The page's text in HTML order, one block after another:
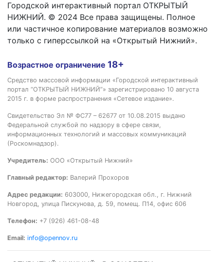
Городской интерактивный портал ОТКРЫТЫЙ
НИЖНИЙ. © 2024 Все права защищены. Полное
или частичное копирование материалов возможно
только с гиперссылкой на «Открытый Нижний».
Возрастное ограничение 18+
Средство массовой информации «Городской интерактивный
портал “ОТКРЫТЫЙ НИЖНИЙ”» зарегистрировано 10 августа
2015 г. в форме распространения «Сетевое издание».
Свидетельство Эл № ФС77 – 62677 от 10.08.2015 выдано
Федеральной службой по надзору в сфере связи,
информационных технологий и массовых коммуникаций
(Роскомнадзор).
Учредитель: ООО «Открытый Нижний»
Главный редактор: Валерий Прохоров
Адрес редакции: 603000, Нижегородская обл., г. Нижний
Новгород, улица Пискунова, д. 59, помещ. П14, офис 606
Телефон: +7 (926) 461-08-48
Email: info@opennov.ru